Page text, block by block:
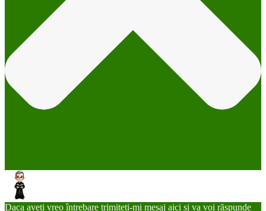
Daca aveți vreo întrebare trimiteți-mi mesaj aici și va voi răspunde